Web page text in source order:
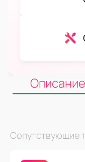
Описание
Сопутствующие